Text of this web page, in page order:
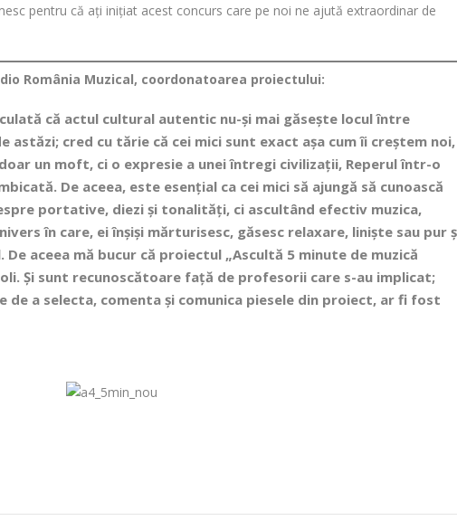
pentru că ați inițiat acest concurs care pe noi ne ajută extraordinar de
România Muzical, coordonatoarea proiectului:
că actul cultural autentic nu-și mai găsește locul între
astăzi; cred cu tărie că cei mici sunt exact așa cum îi creștem noi,
un moft, ci o expresie a unei întregi civilizații, Reperul într-o
De aceea, este esențial ca cei mici să ajungă să cunoască
portative, diezi și tonalități, ci ascultând efectiv muzica,
în care, ei înșiși mărturisesc, găsesc relaxare, liniște sau pur
aceea mă bucur că proiectul „Ascultă 5 minute de muzică
Și sunt recunoscătoare față de profesorii care s-au implicat;
de a selecta, comenta și comunica piesele din proiect, ar fi fost